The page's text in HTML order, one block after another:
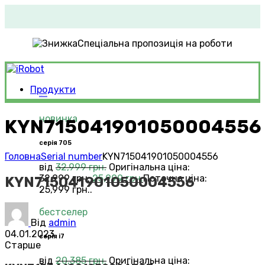
Спеціальна пропозиція на роботи
Продукти
новинка
серія 705
від 32,999грн. Оригінальна ціна:
32,999 грн..25,999грн.Поточна ціна:
25,999 грн..
бестселер
серія i7
від 20,385грн. Оригінальна ціна:
KYN715041901050004556
ГоловнаSerial numberKYN715041901050004556
KYN715041901050004556
Від admin
04.01.2023
Старше